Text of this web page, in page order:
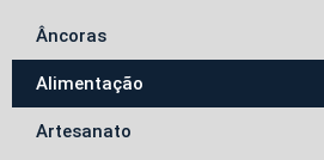
Âncoras
Alimentação
Artesanato